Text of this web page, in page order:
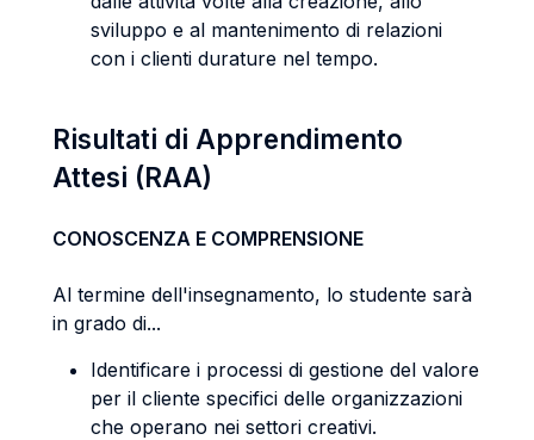
sviluppo e al mantenimento di relazioni
con i clienti durature nel tempo.
Risultati di Apprendimento
Attesi (RAA)
CONOSCENZA E COMPRENSIONE
Al termine dell'insegnamento, lo studente sarà
in grado di...
Identificare i processi di gestione del valore
per il cliente specifici delle organizzazioni
che operano nei settori creativi.